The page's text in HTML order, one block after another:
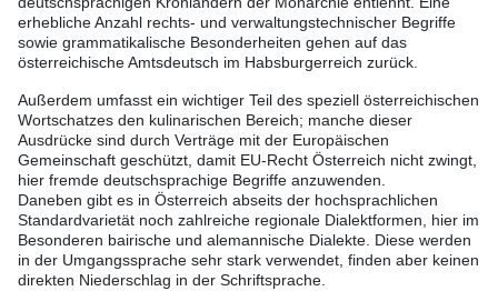
erhebliche Anzahl rechts- und verwaltungstechnischer Begriffe
sowie grammatikalische Besonderheiten gehen auf das
österreichische Amtsdeutsch im Habsburgerreich zurück.
Außerdem umfasst ein wichtiger Teil des speziell österreichischen
Wortschatzes den kulinarischen Bereich; manche dieser
Ausdrücke sind durch Verträge mit der Europäischen
Gemeinschaft geschützt, damit EU-Recht Österreich nicht zwingt,
hier fremde deutschsprachige Begriffe anzuwenden.
Daneben gibt es in Österreich abseits der hochsprachlichen
Standardvarietät noch zahlreiche regionale Dialektformen, hier im
Besonderen bairische und alemannische Dialekte. Diese werden
in der Umgangssprache sehr stark verwendet, finden aber keinen
direkten Niederschlag in der Schriftsprache.